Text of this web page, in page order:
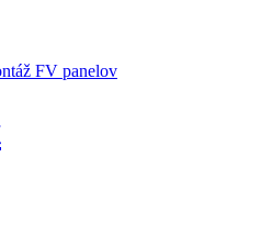
FV panelov